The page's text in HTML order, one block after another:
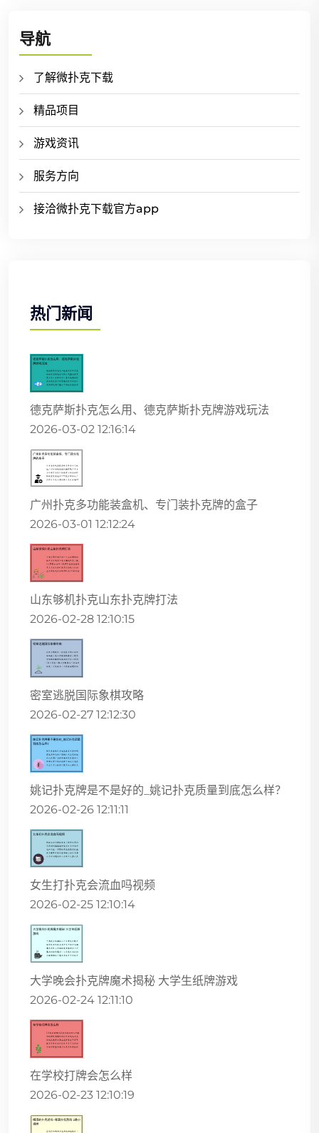
导航
了解微扑克下载
精品项目
游戏资讯
服务方向
接洽微扑克下载官方app
热门新闻
德克萨斯扑克怎么用、德克萨斯扑克牌游戏玩法
2026-03-02 12:16:14
广州扑克多功能装盒机、专门装扑克牌的盒子
2026-03-01 12:12:24
山东够机扑克山东扑克牌打法
2026-02-28 12:10:15
密室逃脱国际象棋攻略
2026-02-27 12:12:30
姚记扑克牌是不是好的_姚记扑克质量到底怎么样？
2026-02-26 12:11:11
女生打扑克会流血吗视频
2026-02-25 12:10:14
大学晚会扑克牌魔术揭秘 大学生纸牌游戏
2026-02-24 12:11:10
在学校打牌会怎么样
2026-02-23 12:10:19